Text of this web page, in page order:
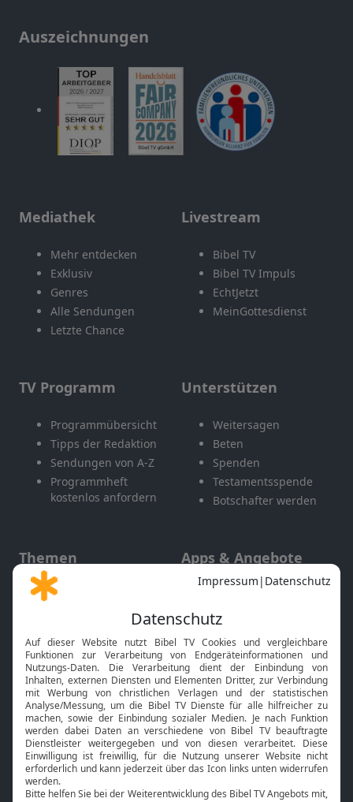
Auszeichnungen
Mediathek
Mehr entdecken
Exklusiv
Genres
Alle Sendungen
Letzte Chance
Livestream
Bibel TV
Bibel TV Impuls
EchtJetzt
MeinGottesdienst
TV Programm
Programmübersicht
Tipps der Redaktion
Sendungen von A-Z
Programmheft
kostenlos anfordern
Unterstützen
Weitersagen
Beten
Spenden
Testamentsspende
Botschafter werden
Themen
Gott und Bibel erklärt
Neuigkeiten
Apps & Angebote
Mobile App
Smart TV
HbbTV
Bibelthek Online-Bibel
Nächster Gottesdienst
Bibel TV Service